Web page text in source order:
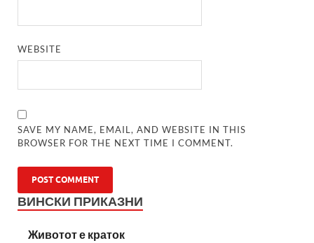
WEBSITE
SAVE MY NAME, EMAIL, AND WEBSITE IN THIS
BROWSER FOR THE NEXT TIME I COMMENT.
ВИНСКИ ПРИКАЗНИ
Животот е краток